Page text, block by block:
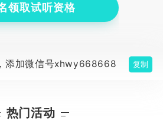
领取试听资格
添加微信号xhwy668668 复制
热门活动